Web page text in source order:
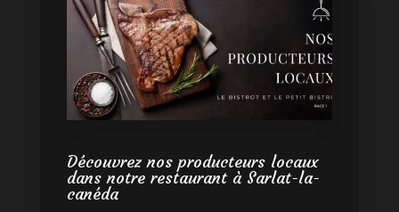
Découvrez nos producteurs locaux
dans notre restaurant à Sarlat-la-
canéda